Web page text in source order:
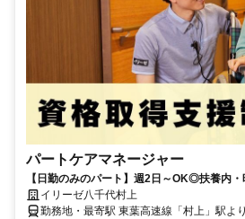
パートケアマネージャー
【日勤のみのパート】週2日～OK◎扶養内
す イリーゼ八千代村上
勤務地・最寄駅 東葉高速線「村上」駅よ